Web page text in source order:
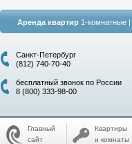
Аренда квартир 1-комнатные |
Санкт-Петербург
(812) 740-70-40
бесплатный звонок по России
8 (800) 333-98-00
Главный
сайт
Квартиры
и комнаты